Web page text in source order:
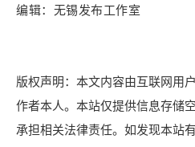
编辑：无锡发布工作室
版权声明：本文内容由互联网用
作者本人。本站仅提供信息存储
承担相关法律责任。如发现本站